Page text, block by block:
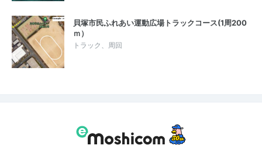
貝塚市民ふれあい運動広場トラックコース(1周200
ｍ）
トラック、周回